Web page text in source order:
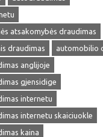
atsakomybės draudimas
draudimas
automobilio
anglijoje
gjensidige
internetu
internetu skaiciuokle
kaina